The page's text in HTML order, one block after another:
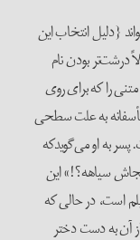
{دلیل انتخاب این
درشت‌تر بودن نام
را که برای روی
به علت سطحی‌
پسر به او می‌گویدکه
سیاهه؟!» این
است، در حالی که
آن به دست دختر